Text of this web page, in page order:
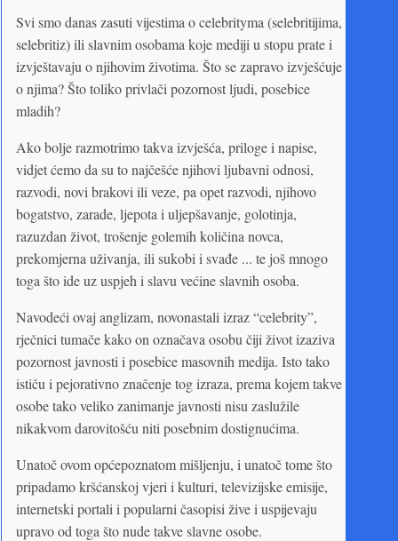
Svi smo danas zasuti vijestima o celebrityma (selebritijima,
selebritiz) ili slavnim osobama koje mediji u stopu prate i
izvještavaju o njihovim životima. Što se zapravo izvješćuje
o njima? Što toliko privlači pozornost ljudi, posebice
mladih?
Ako bolje razmotrimo takva izvješća, priloge i napise,
vidjet ćemo da su to najčešće njihovi ljubavni odnosi,
razvodi, novi brakovi ili veze, pa opet razvodi, njihovo
bogatstvo, zarade, ljepota i uljepšavanje, golotinja,
razuzdan život, trošenje golemih količina novca,
prekomjerna uživanja, ili sukobi i svađe ... te još mnogo
toga što ide uz uspjeh i slavu većine slavnih osoba.
Navodeći ovaj anglizam, novonastali izraz “celebrity”,
rječnici tumače kako on označava osobu čiji život izaziva
pozornost javnosti i posebice masovnih medija. Isto tako
ističu i pejorativno značenje tog izraza, prema kojem takve
osobe tako veliko zanimanje javnosti nisu zaslužile
nikakvom darovitošću niti posebnim dostignućima.
Unatoč ovom općepoznatom mišljenju, i unatoč tome što
pripadamo kršćanskoj vjeri i kulturi, televizijske emisije,
internetski portali i popularni časopisi žive i uspijevaju
upravo od toga što nude takve slavne osobe.